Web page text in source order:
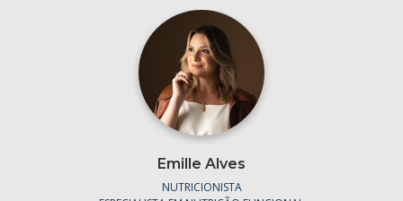
Emille Alves
NUTRICIONISTA